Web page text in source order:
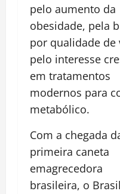
pelo aumento da
obesidade, pela
por qualidade de
pelo interesse
em tratamentos
modernos para
metabólico.
Com a chegada
primeira caneta
emagrecedora
brasileira, o